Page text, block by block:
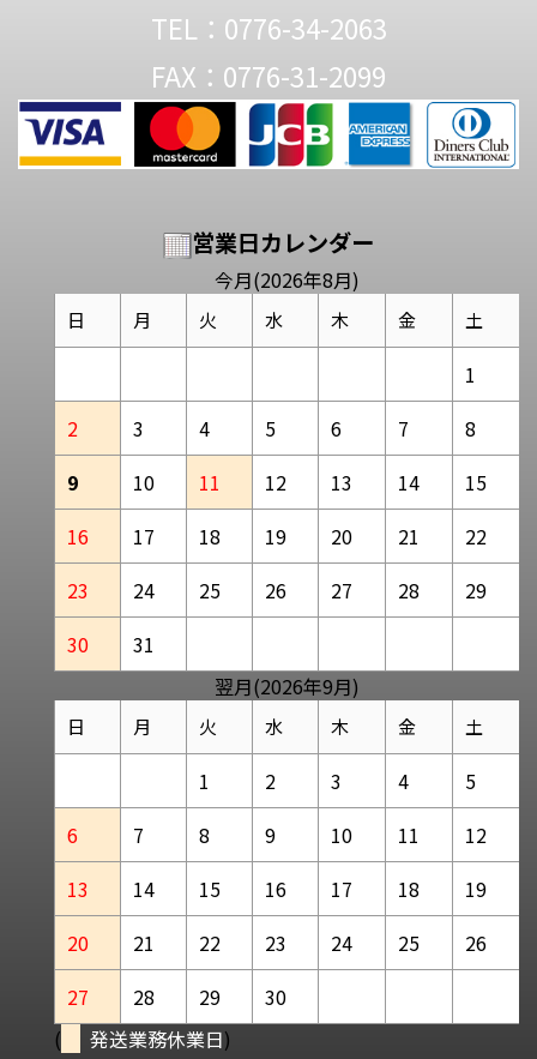
TEL：0776-34-2063
FAX：0776-31-2099
営業日カレンダー
今月(2026年8月)
日 月 火 水 木 金 土
1
2
3 4 5 6 7
8
9
10 11 12 13 14
15
16
17 18 19 20 21
22
23
24 25 26 27 28
29
30
31
翌月(2026年9月)
日 月 火 水 木 金 土
1 2 3 4
5
6
7 8 9 10 11
12
13
14 15 16 17 18
19
20
21 22 23 24 25
26
27
28 29
30
(
発送業務休業日)